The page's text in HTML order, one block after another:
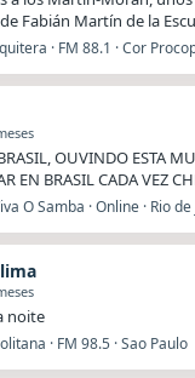
Fabián Martín de la
· FM 88.1 · Cor
OUVINDO ESTA
EN BRASIL CADA VEZ
O Samba · Online · Rio
noite
· FM 98.5 · Sao Paulo